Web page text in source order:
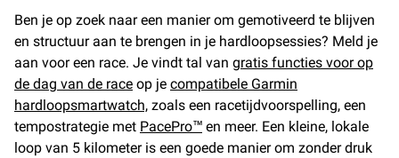
Ben je op zoek naar een manier om gemotiveerd te blijven
en structuur aan te brengen in je hardloopsessies? Meld je
aan voor een race. Je vindt tal van gratis functies voor op
de dag van de race op je compatibele Garmin
hardloopsmartwatch, zoals een racetijdvoorspelling, een
tempostrategie met PacePro™ en meer. Een kleine, lokale
loop van 5 kilometer is een goede manier om zonder druk